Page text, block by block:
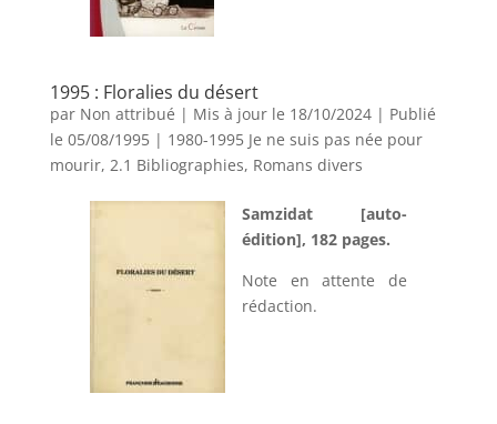
1995 : Floralies du désert
par Non attribué | Mis à jour le 18/10/2024 | Publié
le 05/08/1995| 1980-1995 Je ne suis pas née pour
mourir, 2.1 Bibliographies, Romans divers
Samzidat [auto-
édition], 182 pages.
Note en attente de
rédaction.